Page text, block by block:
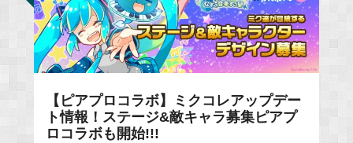
【ピアプロコラボ】ミクコレアップデー
ト情報！ステージ&敵キャラ募集ピアプ
ロコラボも開始!!!